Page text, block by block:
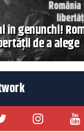
în genunchi!
de a alege